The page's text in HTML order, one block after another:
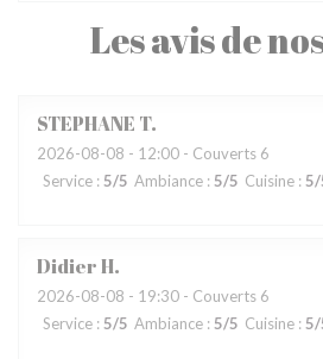
Les avis de
STEPHANE T
2026-08-08 - 12:00 - Couverts 6
Service : 5/5 Ambiance : 5/5 Cuisine : 5/
DidierH
2026-08-08 - 19:30 - Couverts 6
Service : 5/5 Ambiance : 5/5 Cuisine : 5/